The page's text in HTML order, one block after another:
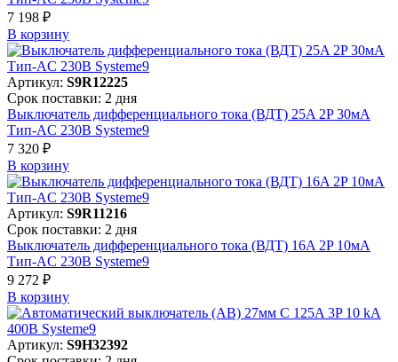
7 198 ₽
В корзинy
Артикул: S9R12225
Срок поставки: 2 дня
Выключатель дифференциального тока (ВДТ) 25A 2P 30мА
Тип-AC 230В Systeme9
7 320 ₽
В корзинy
Артикул: S9R11216
Срок поставки: 2 дня
Выключатель дифференциального тока (ВДТ) 16A 2P 10мА
Тип-AC 230В Systeme9
9 272 ₽
В корзинy
Артикул: S9H32392